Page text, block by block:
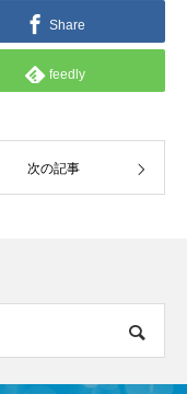
Share
feedly
次の記事